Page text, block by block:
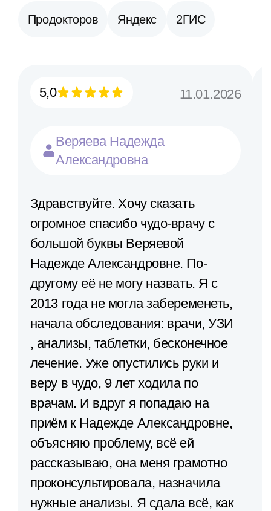
Продокторов Яндекс 2ГИС
5,0 11.01.2026
Веряева Надежда
Александровна
Здравствуйте. Хочу сказать
огромное спасибо чудо-врачу с
большой буквы Веряевой
Надежде Александровне. По-
другому её не могу назвать. Я с
2013 года не могла забеременеть,
начала обследования: врачи, УЗИ​
, анализы​, таблетки, бесконечное
лечение. Уже опустились руки и
веру в чудо, 9 лет ходила по
врачам. И вдруг я попадаю на
приём к Надежде Александровне,
объясняю проблему, всё ей
рассказываю, она меня грамотно
проконсультировала, назначила
нужные анализы. Я сдала всё, как